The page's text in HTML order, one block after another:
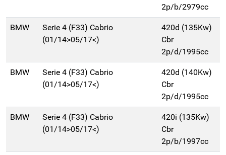
2p/b/2979cc
BMW
Serie 4 (F33) Cabrio
(01/14>05/17<)
420d (135Kw)
Cbr
2p/d/1995cc
BMW
Serie 4 (F33) Cabrio
(01/14>05/17<)
420d (140Kw)
Cbr
2p/d/1995cc
BMW
Serie 4 (F33) Cabrio
(01/14>05/17<)
420i (135Kw)
Cbr
2p/b/1997cc